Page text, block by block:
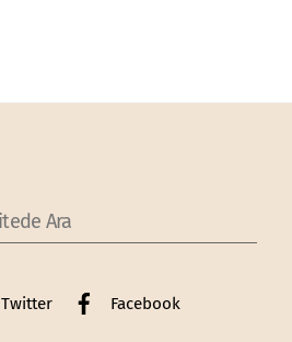
Twitter Facebook